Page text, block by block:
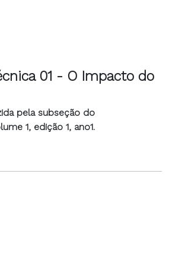
01 - O Impacto do
pela subseção do
1, edição 1, ano1.